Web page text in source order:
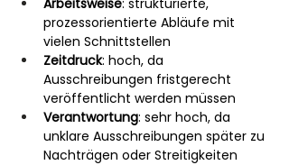
prozessorientierte Abläufe mit
vielen Schnittstellen
Zeitdruck: hoch, da
Ausschreibungen fristgerecht
veröffentlicht werden müssen
Verantwortung: sehr hoch, da
unklare Ausschreibungen später zu
Nachträgen oder Streitigkeiten